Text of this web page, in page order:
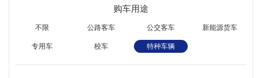
购车用途
不限 公路客车 公交客车 新能源货车
专用车 校车 特种车辆